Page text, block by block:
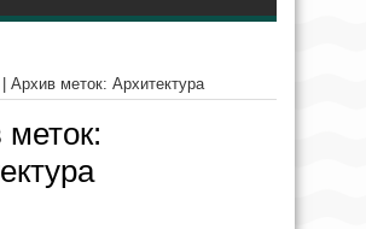
Архив меток: Архитектура